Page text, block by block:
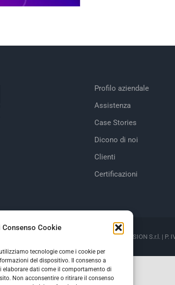
Consenso Cookie
tecnologie come i cookie per
del dispositivo. Il consenso a
elaborare dati come il comportamento di
Non acconsentire o ritirare il consenso
Profilo aziendale
Assistenza
Case Stories
Dicono di noi
Clienti
Certificazioni
© Copyright 2026 VM VISION S.r.l. |